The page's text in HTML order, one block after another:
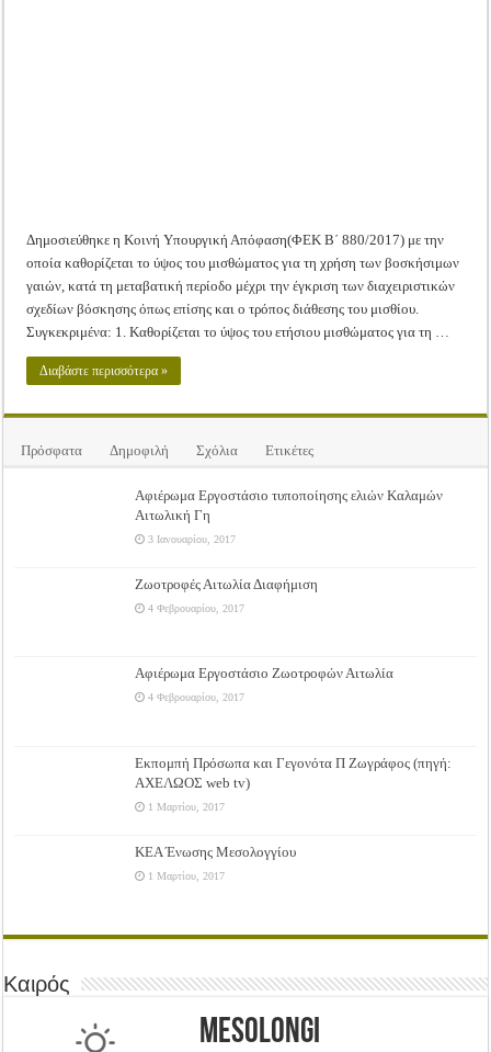
Δημοσιεύθηκε η Κοινή Υπουργική Απόφαση(ΦΕΚ Β΄ 880/2017) με την
οποία καθορίζεται το ύψος του μισθώματος για τη χρήση των βοσκήσιμων
γαιών, κατά τη μεταβατική περίοδο μέχρι την έγκριση των διαχειριστικών
σχεδίων βόσκησης όπως επίσης και ο τρόπος διάθεσης του μισθίου.
Συγκεκριμένα: 1. Καθορίζεται το ύψος του ετήσιου μισθώματος για τη …
Διαβάστε περισσότερα »
Πρόσφατα Δημοφιλή Σχόλια Ετικέτες
Αφιέρωμα Εργοστάσιο τυποποίησης ελιών Καλαμών
Αιτωλική Γη
3 Ιανουαρίου, 2017
Ζωοτροφές Αιτωλία Διαφήμιση
4 Φεβρουαρίου, 2017
Αφιέρωμα Εργοστάσιο Ζωοτροφών Αιτωλία
4 Φεβρουαρίου, 2017
Εκπομπή Πρόσωπα και Γεγονότα Π Ζωγράφος (πηγή:
ΑΧΕΛΩΟΣ web tv)
1 Μαρτίου, 2017
ΚΕΑ Ένωσης Μεσολογγίου
1 Μαρτίου, 2017
Καιρός
Mesolongi